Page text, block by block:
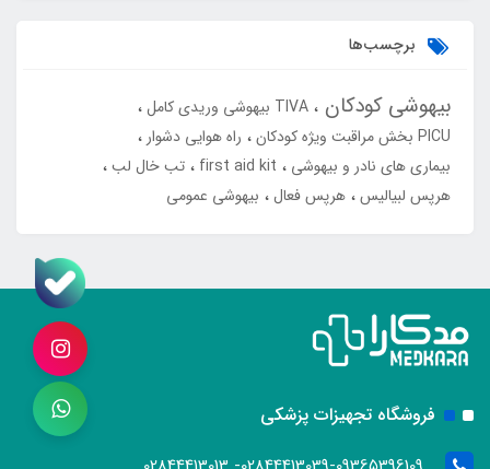
برچسب‌ها
بیهوشی کودکان
TIVA بیهوشی وریدی کامل
PICU بخش مراقبت ویژه کودکان
راه هوایی دشوار
بیماری های نادر و بیهوشی
first aid kit
تب خال لب
هرپس لبیالیس هرپس فعال بیهوشی عمومی
فروشگاه تجهیزات پزشکی